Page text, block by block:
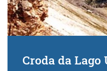
Croda da